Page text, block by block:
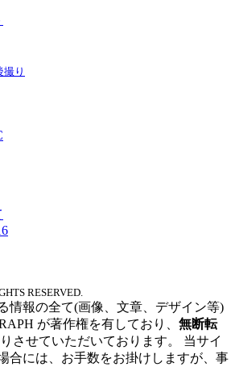
撮り
RESERVED.
情報の全て(画像、文章、デザイン等)
が著作権を有しており、 無断転
させていただいております。
当サイ
合には、 お手数をお掛けしますが、 事